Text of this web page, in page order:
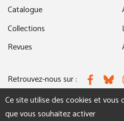
Catalogue
Collections
Revues
Retrouvez-nous sur : Facebook
Ce site utilise des cookies et vous
que vous souhaitez activer